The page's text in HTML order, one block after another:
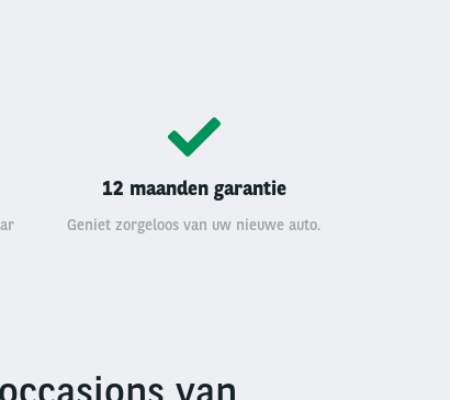
12 maanden garantie
Geniet zorgeloos van uw nieuwe auto.